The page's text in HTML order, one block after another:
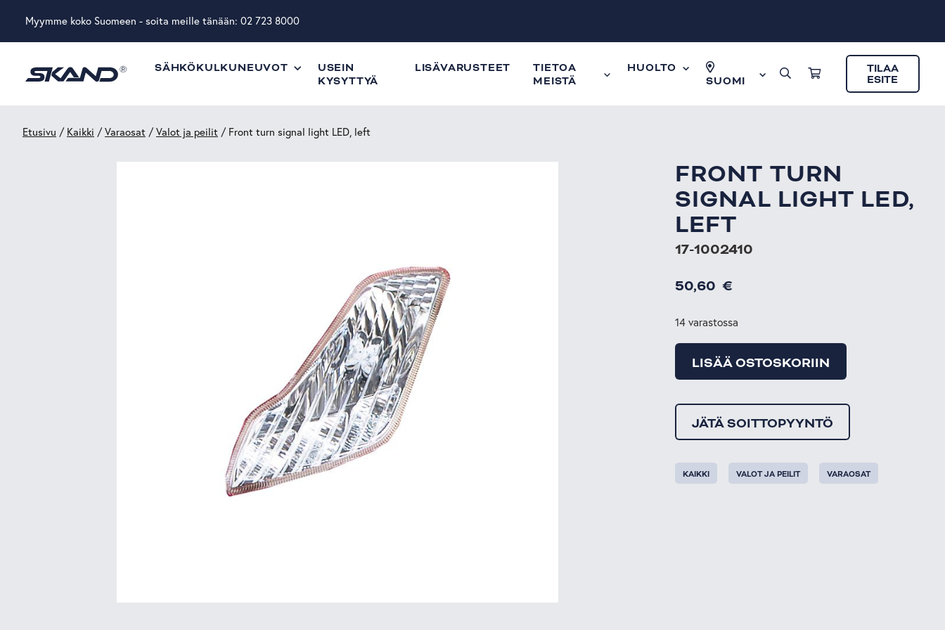
Myymme koko Suomeen - soita meille tänään: 02 723 8000
SÄHKÖKULKUNEUVOT
USEIN
KYSYTTYÄ
LISÄVARUSTEET
TIETOA
MEISTÄ
HUOLTO
SUOMI
TILAA
ESITE
Etusivu / Kaikki /Varaosat /Valot ja peilit / Front turn signal light LED, left
FRONT TURN
SIGNAL LIGHT LED,
LEFT
17-1002410
50,60 €
14 varastossa
LISÄÄ OSTOSKORIIN
JÄTÄ SOITTOPYYNTÖ
KAIKKI VALOT JA PEILIT VARAOSAT